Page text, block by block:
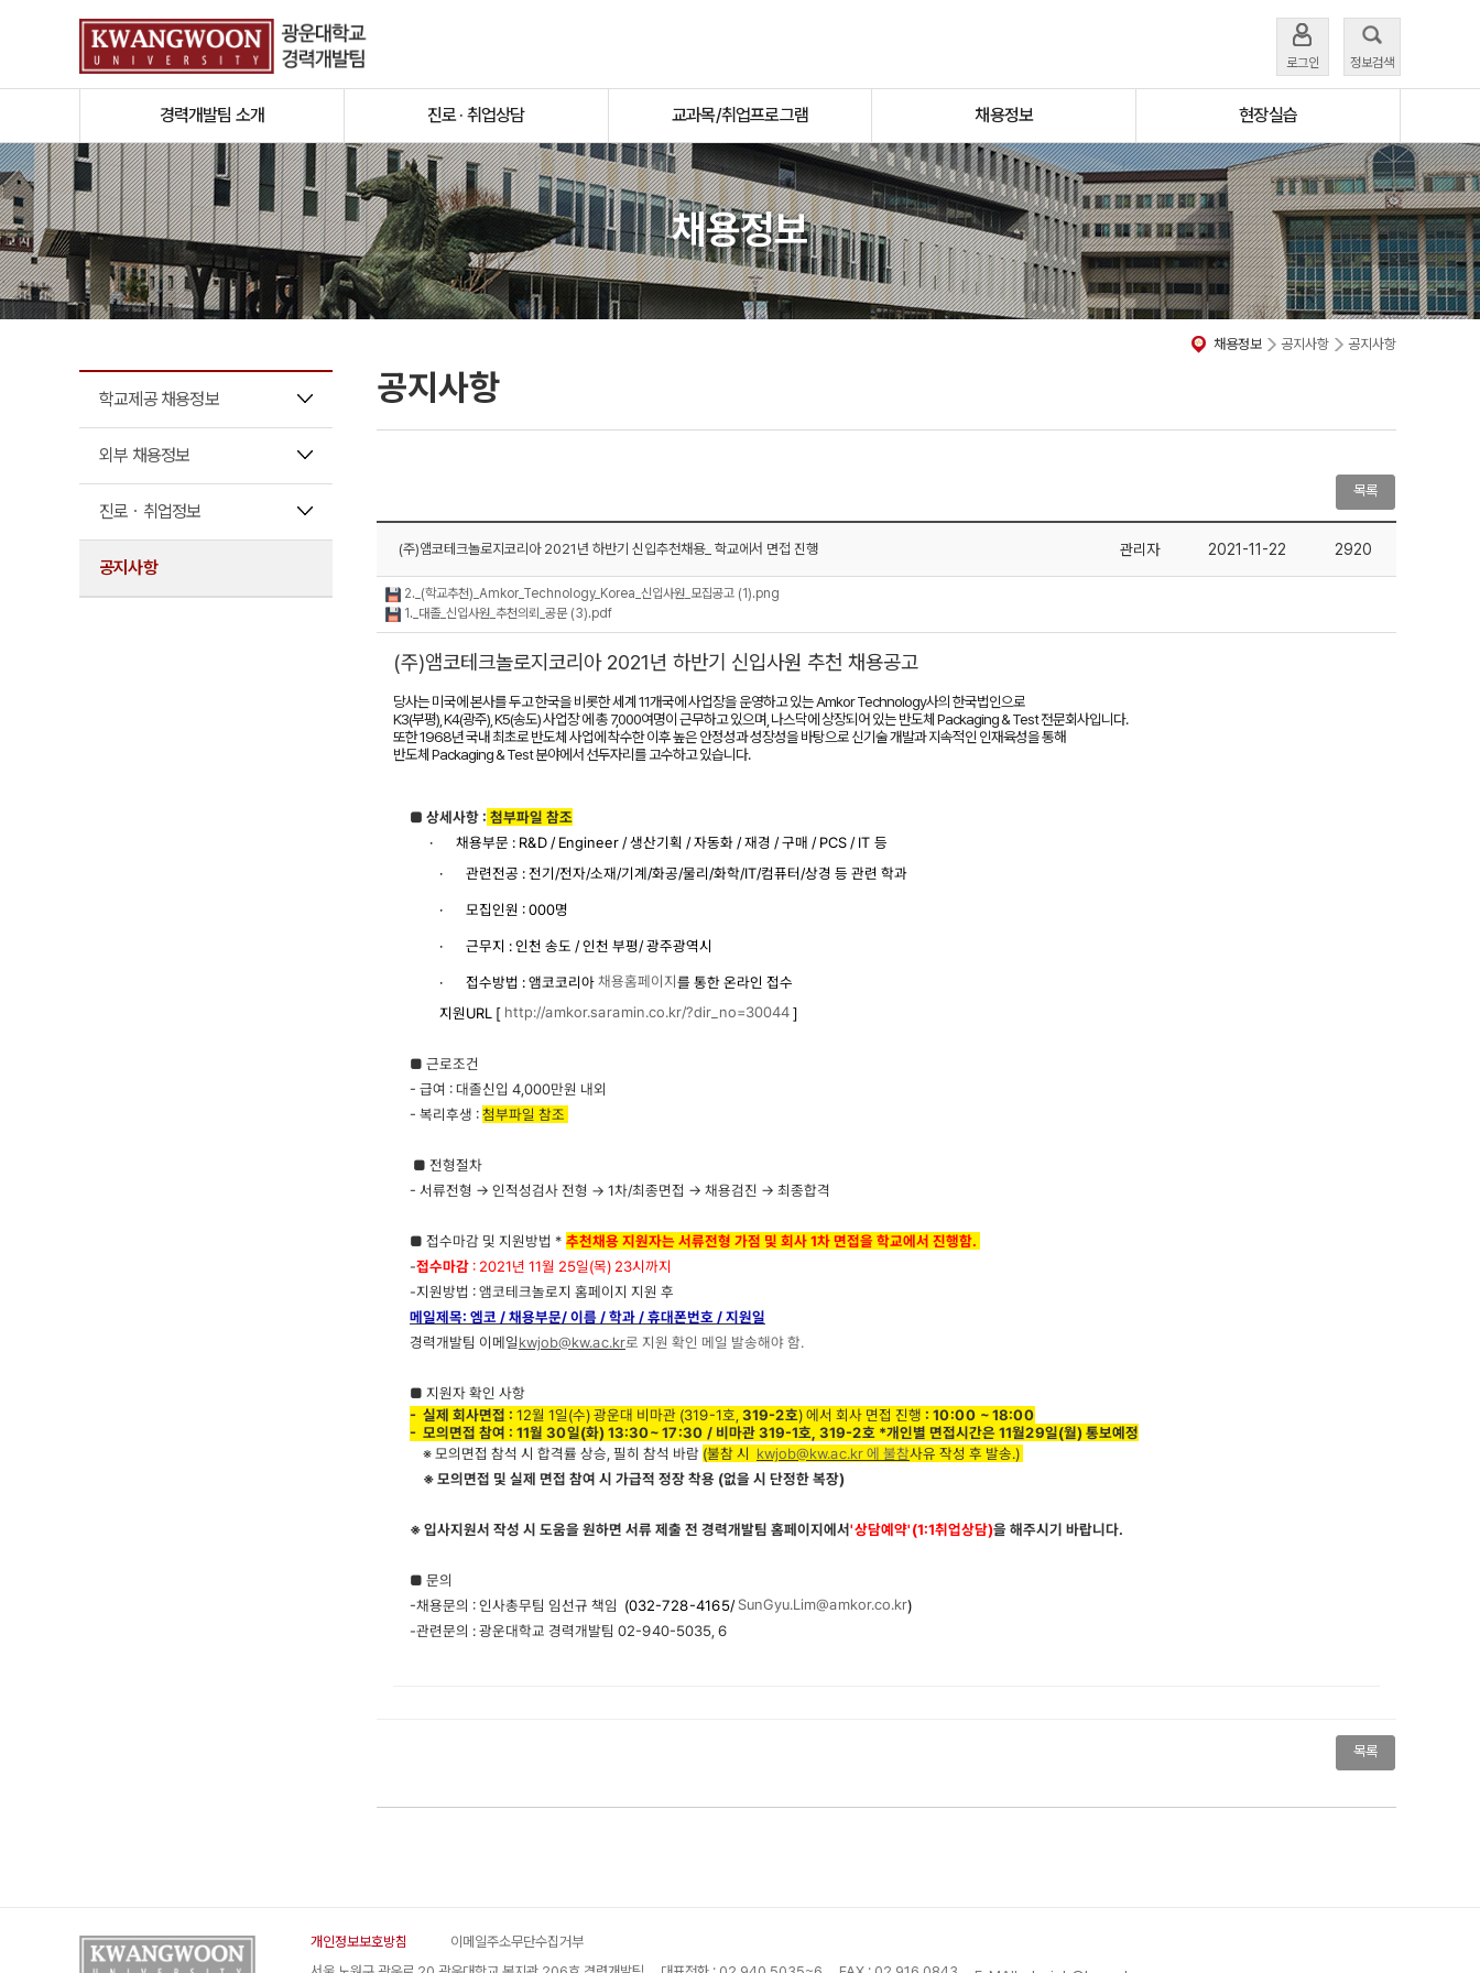
로그인 정보검색
경력개발팀 소개 진로 · 취업상담 교과목/취업프로그램 채용정보 현장실습
채용정보
학교제공 채용정보
외부 채용정보
진로ㆍ취업정보
공지사항
채용정보 공지사항 공지사항
공지사항
목록
(주)앰코테크놀로지코리아 2021년 하반기 신입추천채용_ 학교에서 면접 진행 관리자 2021-11-22 2920
2._(학교추천)_Amkor_Technology_Korea_신입사원_모집공고 (1).png
1._대졸_신입사원_추천의뢰_공문 (3).pdf
(주)앰코테크놀로지코리아 2021년 하반기 신입사원 추천 채용공고
당사는 미국에 본사를 두고 한국을 비롯한 세계 11개국에 사업장을 운영하고 있는 Amkor Technology사의 한국법인으로
K3(부평), K4(광주), K5(송도) 사업장 에 총 7,000여명이 근무하고 있으며, 나스닥에 상장되어 있는 반도체 Packaging & Test 전문회사입니다.
또한 1968년 국내 최초로 반도체 사업에 착수한 이후 높은 안정성과 성장성을 바탕으로 신기술 개발과 지속적인 인재육성을 통해
반도체 Packaging & Test 분야에서 선두자리를 고수하고 있습니다.
■상세사항 : 첨부파일 참조
·
채용부문 : R&D / Engineer /생산기획 /자동화 /재경 /구매 / PCS / IT등
·
관련전공 :전기/전자/소재/기계/화공/물리/화학/IT/컴퓨터/상경 등 관련 학과
· 모집인원 : 000명
· 근무지 :인천 송도 /인천 부평/광주광역시
· 접수방법 :앰코코리아채용홈페이지를 통한 온라인 접수
지원URL [ http://amkor.saramin.co.kr/?dir_no=30044]
■ 근로조건
- 급여 : 대졸신입 4,000만원 내외
- 복리후생 :첨부파일 참조
■ 전형절차
- 서류전형 → 인적성검사 전형 → 1차/최종면접 → 채용검진 → 최종합격
■접수마감 및 지원방법 *추천채용 지원자는 서류전형 가점 및 회사 1차 면접을 학교에서 진행함.
-접수마감 : 2021년 11월 25일(목) 23시까지
-지원방법 : 앰코테크놀로지 홈페이지 지원 후
메일제목: 엠코 / 채용부문/이름 /학과 /휴대폰번호 / 지원일
경력개발팀 이메일kwjob@kw.ac.kr로 지원 확인 메일 발송해야 함.
■ 지원자 확인 사항
- 실제 회사면접 :12월 1일(수) 광운대 비마관 (319-1호,319-2호) 에서 회사 면접 진행 : 10:00 ~ 18:00
- 모의면접 참여 : 11월 30일(화) 13:30~ 17:30 / 비마관 319-1호, 319-2호 *개인별 면접시간은 11월29일(월) 통보예정
※ 모의면접 참석 시 합격률 상승, 필히 참석 바람 (불참 시 kwjob@kw.ac.kr 에 불참사유 작성 후 발송.)
※ 모의면접 및 실제 면접 참여 시 가급적 정장 착용 (없을 시 단정한 복장)
※입사지원서 작성 시 도움을 원하면 서류 제출 전 경력개발팀 홈페이지에서'상담예약'(1:1취업상담)을 해주시기 바랍니다.
■문의
-채용문의 : 인사총무팀 임선규 책임 (032-728-4165/ SunGyu.Lim@amkor.co.kr)
-관련문의 :광운대학교 경력개발팀02-940-5035, 6
목록
개인정보보호방침
이메일주소무단수집거부